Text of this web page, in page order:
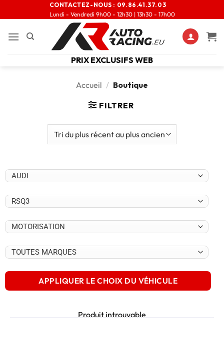
CONTACTEZ-NOUS : 09.86.41.37.03
Lundi - Vendredi 9h00 - 12h30 | 13h30 - 17h00
PRIX EXCLUSIFS WEB
Accueil / Boutique
FILTRER
APPLIQUER LE CHOIX DU VÉHICULE
Produit introuvable